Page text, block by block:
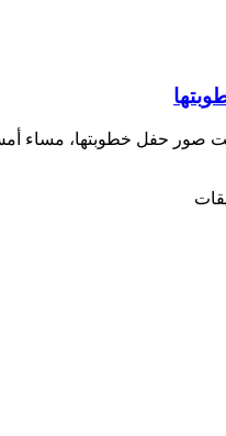
مساء أمس الجمعة الموافق 24 يونيو، عبر